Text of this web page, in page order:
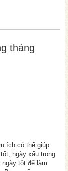
tháng
ích có thể giúp
ngày xấu trong
tốt để làm